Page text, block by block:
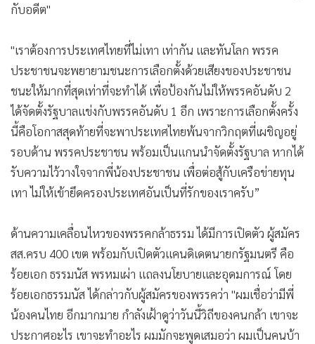
กับอดีต"
"เราต้องการประเทศไทยที่ไม่เทา เท่ากัน และทันโลก พรรค
ประชาชนจะพยายามชนะการเลือกตั้งด้วยเสียงของประชาชน
ชนะให้มากที่สุดเท่าที่จะทำได้ เพื่อป้องกันไม่ให้พรรคอันดับ 2
ได้จัดตั้งรัฐบาลแข่งกับพรรคอันดับ 1 อีก เพราะการเลือกตั้งครั้ง
นี้คือโอกาสสุดท้ายที่จะพาประเทศไทยพ้นจากวิกฤตที่เผชิญอยู่
รอบด้าน พรรคประชาชน พร้อมเป็นแกนนำจัดตั้งรัฐบาล หากได้
รับความไว้วางใจจากพี่น้องประชาชน เพื่อต่อสู้กับเครือข่ายทุน
เทา ไม่ให้เข้ายึดครองประเทศอันเป็นที่รักของเราครับ”
ด้านความเคลื่อนไหวของพรรคกล้าธรรม ได้มีการเปิดตัว ผู้สมัคร
สส.ครบ 400 เขต พร้อมกับเปิดตัวแคนดิเดตนายกรัฐมนตรี คือ
ร้อยเอก ธรรมนัส พรหมเผ่า แถลงนโยบายและอุดมการณ์ โดย
ร้อยเอกธรรมนัส ได้กล่าวกับผู้สมัครของพรรคว่า "ผมเชื่อว่ามีพี่
น้องคนไทย อีกมากมาย กำลังเฝ้าดูว่าวันนี้วิถีของคนกล้า เขาจะ
ประกาศอะไร เขาจะทำอะไร ผมมักจะพูดเสมอว่า ผมเป็นคนบ้า